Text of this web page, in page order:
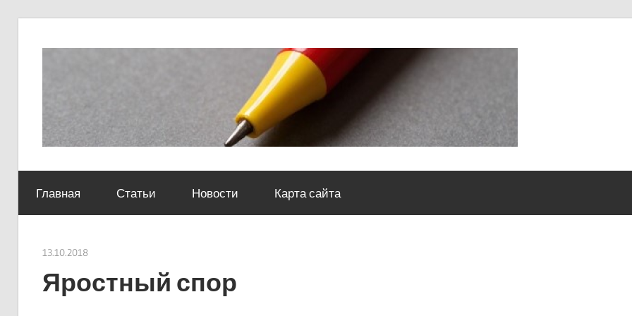
юридический
центр
Главная Статьи Новости Карта сайта
13.10.2018Евгений Георгиевич
Яростный спор